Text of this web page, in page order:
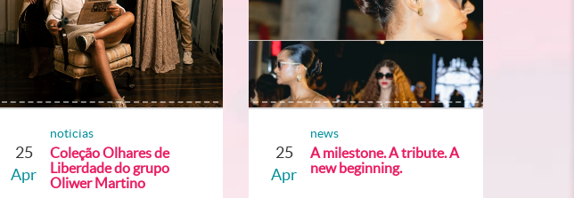
25
Apr
noticias
Coleção Olhares de
Liberdade do grupo
Oliwer Martino
25
Apr
news
A milestone. A tribute. A
new beginning.